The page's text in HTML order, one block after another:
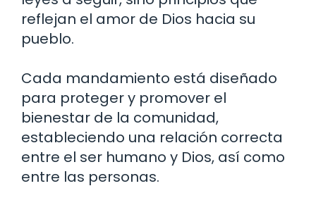
reflejan el amor de Dios hacia su
pueblo.
Cada mandamiento está diseñado
para proteger y promover el
bienestar de la comunidad,
estableciendo una relación correcta
entre el ser humano y Dios, así como
entre las personas.